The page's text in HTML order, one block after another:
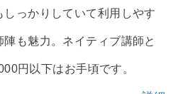
っかりしていて利用しやす
も魅力。ネイティブ講師と
円以下はお手頃です。